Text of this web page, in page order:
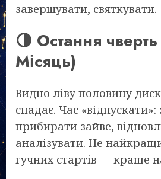
завершувати, святкувати.
🌗 Остання
Місяць)
Видно ліву половину
спадає. Час
прибирати зайве,
аналізувати. Не
гучних стартів — краще